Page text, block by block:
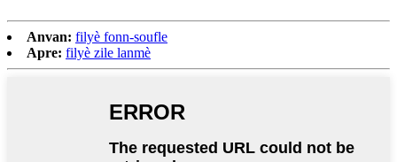
Anvan: filyè fonn-soufle
Apre: filyè zile lanmè